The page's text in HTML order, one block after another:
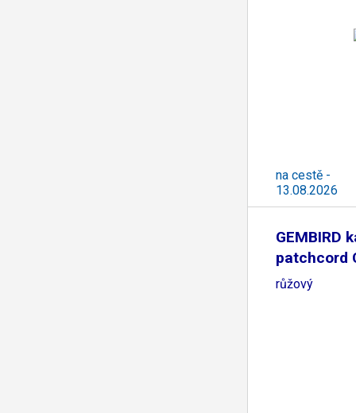
na cestě -
13.08.2026
GEMBIRD
patchcord
0,5m,
růžový